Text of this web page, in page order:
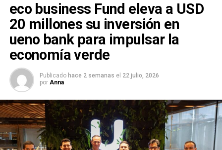
eco business Fund eleva a USD
20 millones su inversión en
ueno bank para impulsar la
economía verde
Publicado hace 2 semanas el 22 julio, 2026
por Anna